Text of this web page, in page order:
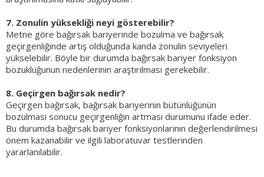
7. Zonulin yüksekliği neyi gösterebilir?
Metne göre bağırsak bariyerinde bozulma ve bağırsak
geçirgenliğinde artış olduğunda kanda zonulin seviyeleri
yükselebilir. Böyle bir durumda bağırsak bariyer fonksiyon
bozukluğunun nedenlerinin araştırılması gerekebilir.
8. Geçirgen bağırsak nedir?
Geçirgen bağırsak, bağırsak bariyerinin bütünlüğünün
bozulması sonucu geçirgenliğin artması durumunu ifade eder.
Bu durumda bağırsak bariyer fonksiyonlarının değerlendirilmesi
önem kazanabilir ve ilgili laboratuvar testlerinden
yararlanılabilir.